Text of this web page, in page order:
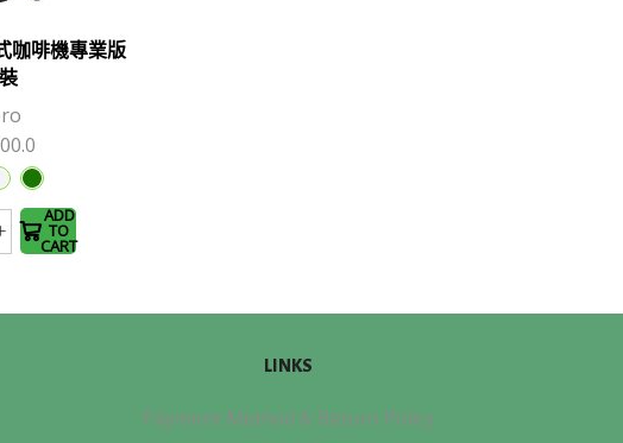
咖啡機專業版
ADD
TO
CART
LINKS
Payment Method & Return Policy